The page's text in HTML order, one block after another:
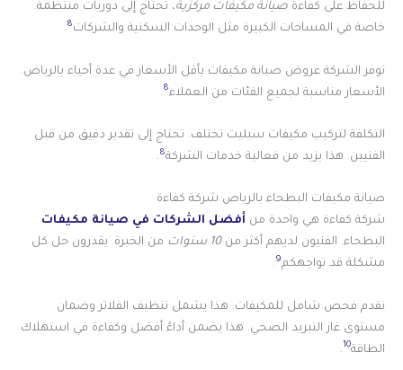
للحفاظ على كفاءة صيانة مكيفات مركزية، تحتاج إلى دوريات منتظمة.
خاصة في المساحات الكبيرة مثل الوحدات السكنية والشركات8
.
توفر الشركة عروض صيانة مكيفات بأقل الأسعار في عدة أحياء بالرياض.
الأسعار مناسبة لجميع الفئات من العملاء8
.
التكلفة لتركيب مكيفات سبليت تختلف. تحتاج إلى تقدير دقيق من قبل
الفنيين. هذا يزيد من فعالية خدمات الشركة8
.
صيانة مكيفات البطحاء بالرياض شركة كفاءة
شركة كفاءة هي واحدة من أفضل الشركات في صيانة مكيفات
البطحاء. الفنيون لديهم أكثر من10 سنوات
من الخبرة. يقدرون حل كل
مشكلة قد تواجهكم9
.
نقدم فحص شامل للمكيفات. هذا يشمل تنظيف الفلاتر وضمان
مستوى غاز التبريد الصحي. هذا يضمن أداءً أفضل وكفاءة في استهلاك
الطاقة10
.